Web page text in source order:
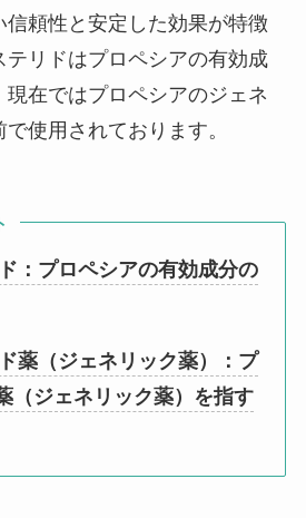
信頼性と安定した効果が特徴
テリドはプロペシアの有効成
在ではプロペシアのジェネ
使用されております。
：プロペシアの有効成分の
薬（ジェネリック薬）：プ
（ジェネリック薬）を指す